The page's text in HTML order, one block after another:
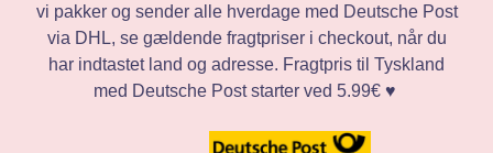
vi pakker og sender alle hverdage med Deutsche Post
via DHL, se gældende fragtpriser i checkout, når du
har indtastet land og adresse. Fragtpris til Tyskland
med Deutsche Post starter ved 5.99€ ♥️